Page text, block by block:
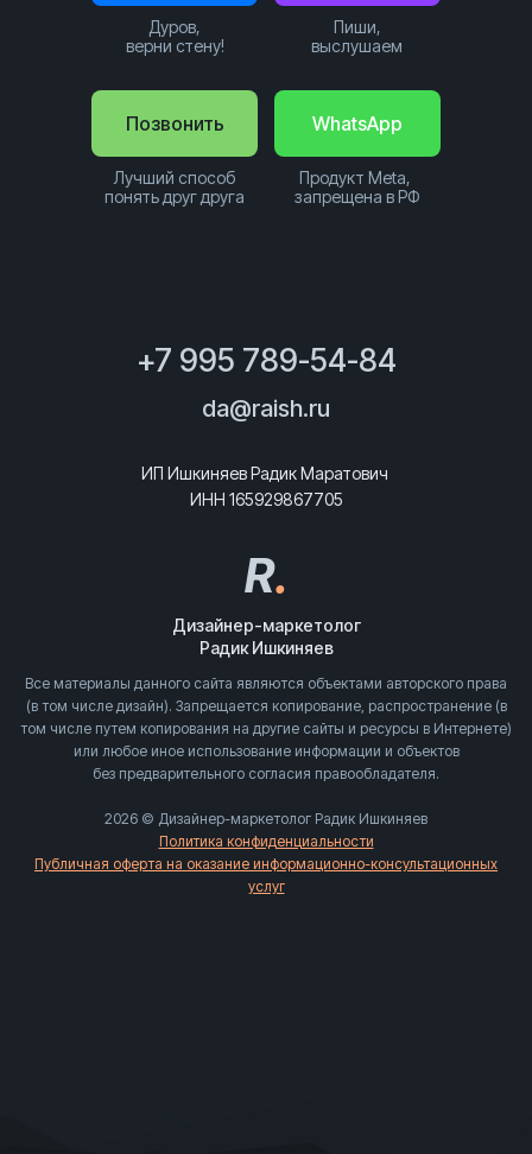
Позвонить
Лучший способ
понять друг друга
WhatsApp
Продукт Meta,
запрещена в РФ
Дуров,
верни стену!
Пиши,
выслушаем
+7 995 789-54-84
da@raish.ru
ИП Ишкиняев Радик Маратович
ИНН 165929867705
R.
Дизайнер-маркетолог
Радик Ишкиняев
Все материалы данного сайта являются объектами авторского права
(в том числе дизайн). Запрещается копирование, распространение (в
том числе путем копирования на другие сайты и ресурсы в Интернете)
или любое иное использование информации и объектов
без предварительного согласия правообладателя.
2026 © Дизайнер-маркетолог Радик Ишкиняев
Политика конфиденциальности
Публичная оферта на оказание информационно-консультационных
услуг